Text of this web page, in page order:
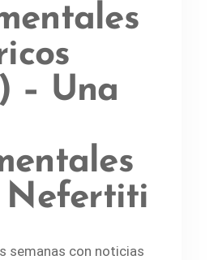
– Una
Nefertiti
semanas con noticias